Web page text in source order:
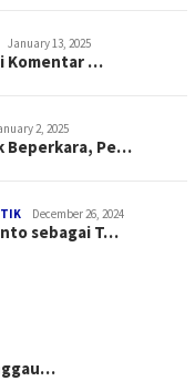
January 13, 2025
Komentar …
2, 2025
Beperkara, Pe…
December 26, 2024
sebagai T…